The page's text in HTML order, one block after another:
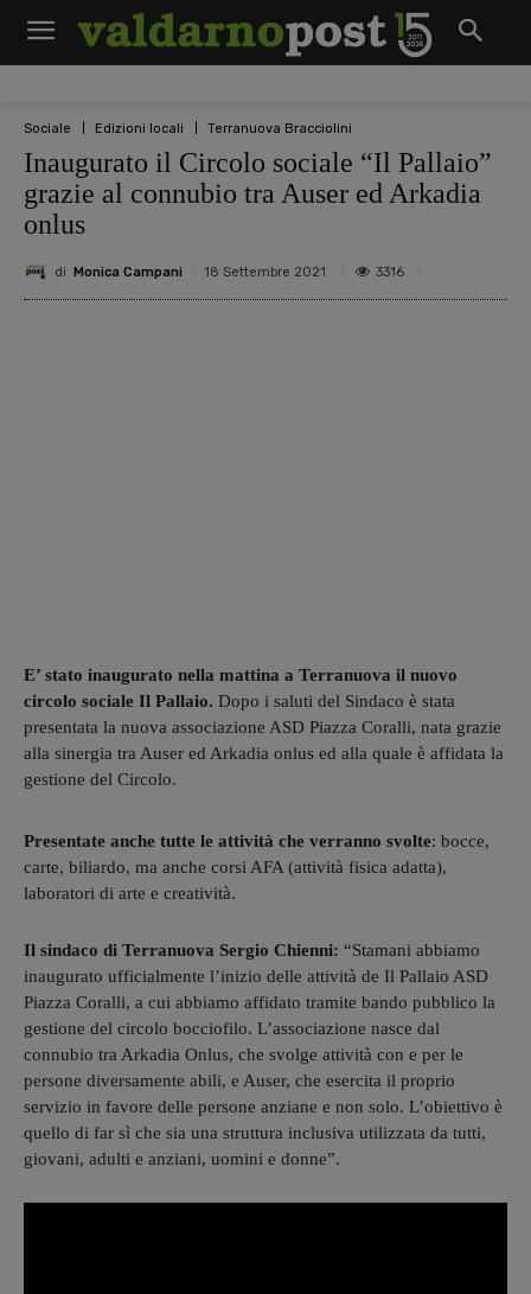
Sociale Edizioni locali Terranuova Bracciolini
Inaugurato il Circolo sociale “Il Pallaio”
grazie al connubio tra Auser ed Arkadia
onlus
di Monica Campani 18 Settembre 2021 3316
E’ stato inaugurato nella mattina a Terranuova il nuovo
circolo sociale Il Pallaio. Dopo i saluti del Sindaco è stata
presentata la nuova associazione ASD Piazza Coralli, nata grazie
alla sinergia tra Auser ed Arkadia onlus ed alla quale è affidata la
gestione del Circolo.
Presentate anche tutte le attività che verranno svolte: bocce,
carte, biliardo, ma anche corsi AFA (attività fisica adatta),
laboratori di arte e creatività.
Il sindaco di Terranuova Sergio Chienni: “Stamani abbiamo
inaugurato ufficialmente l’inizio delle attività de Il Pallaio ASD
Piazza Coralli, a cui abbiamo affidato tramite bando pubblico la
gestione del circolo bocciofilo. L’associazione nasce dal
connubio tra Arkadia Onlus, che svolge attività con e per le
persone diversamente abili, e Auser, che esercita il proprio
servizio in favore delle persone anziane e non solo. L’obiettivo è
quello di far sì che sia una struttura inclusiva utilizzata da tutti,
giovani, adulti e anziani, uomini e donne”.